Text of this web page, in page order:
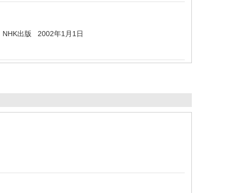
NHK出版 2002年1月1日